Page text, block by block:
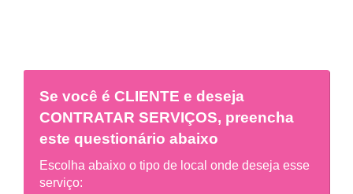
Se você é CLIENTE e deseja
CONTRATAR SERVIÇOS, preencha
este questionário abaixo
Escolha abaixo o tipo de local onde deseja esse
serviço: